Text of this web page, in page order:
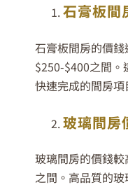
石膏板間
石膏板間房的價
$250-$400之間。
快速完成的間房項
玻璃間房
玻璃間房的價錢
之間。高品質的